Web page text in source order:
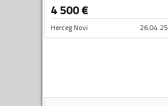
4 500€
Herceg Novi 26.04.25